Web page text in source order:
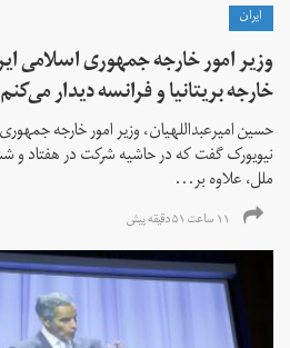
ايران
وزیر امور خارجه جمهوری اسلامی
خارجه بریتانیا و فرانسه دیدار می‌کنم
حسین امیرعبداللهیان، وزیر امور خارجه
نیویورک گفت که در حاشیه شرکت در هفتاد
ملل، علاوه بر...
۱۱ ساعت ۵۱ دقیقه پیش